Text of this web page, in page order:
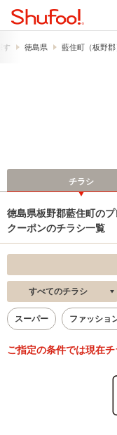
す 徳島県 藍住町（板野郡
チラシ
徳島県板野郡藍住町の
クーポンのチラシ一覧
すべてのチラシ
スーパー ファッショ
ご指定の条件では現在チ